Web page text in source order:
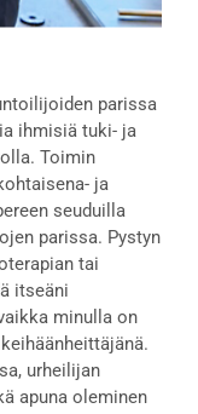
parissa
ihmisiä tuki- ja
Toimin
ja
seuduilla
parissa. Pystyn
tai
itseäni
minulla on
urheilijan
apuna oleminen